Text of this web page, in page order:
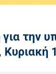
την